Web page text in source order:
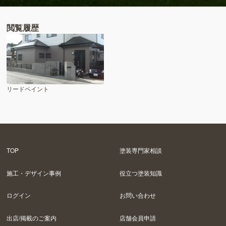
閲覧履歴
リードペイント
TOP 塗装専門家相談
施工・デザイン事例 役立つ塗装知識
ログイン お問い合わせ
出店/掲載のご案内 店舗会員申請